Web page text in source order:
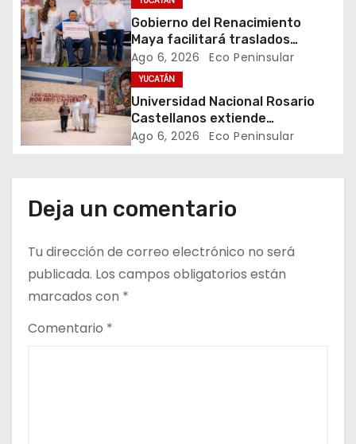
e
e
n
t
d
a
s
Gobierno del Renacimiento
Maya facilitará traslados
gratuitos para usuarias y
usuarios del CREE
Ago 6, 2026 Eco Peninsular
YUCATÁN
Universidad Nacional Rosario
Castellanos extiende
convocatoria de ingreso al 31 de
Ago 6, 2026 Eco Peninsular
Deja un comentario
Tu dirección de correo electrónico no será
publicada. Los campos obligatorios están
marcados con *
Comentario *